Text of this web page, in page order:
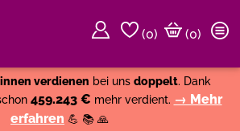
(0)
(0)
verdienen bei uns doppelt. Dank
459.243 € mehr verdient. → Mehr
erfahren 💪 📚 🙏